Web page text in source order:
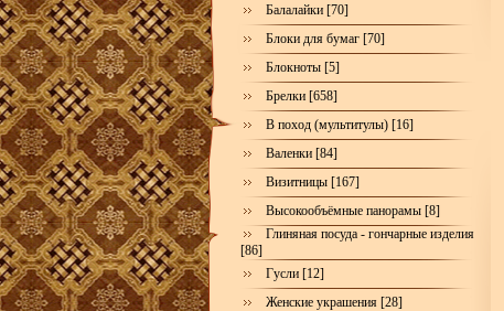
Балалайки [70]
Блоки для бумаг [70]
Блокноты [5]
Брелки [658]
В поход (мультитулы) [16]
Валенки [84]
Визитницы [167]
Высокообъёмные панорамы [8]
Глиняная посуда - гончарные изделия
[86]
Гусли [12]
Женские украшения [28]